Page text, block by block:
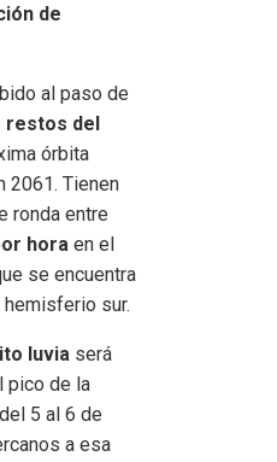
de
al paso de
restos del
órbita
2061. Tienen
ronda entre
hora en el
se encuentra
hemisferio sur.
luvia será
pico de la
5 al 6 de
a esa